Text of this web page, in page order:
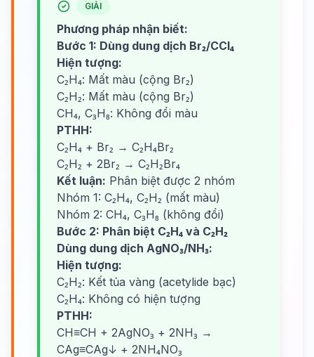
GIẢI
Phương pháp nhận biết:
Bước 1: Dùng dung dịch Br₂/CCl₄
Hiện tượng:
C₂H₄: Mất màu (cộng Br₂)
C₂H₂: Mất màu (cộng Br₂)
CH₄, C₃H₈: Không đổi màu
PTHH:
C₂H₄ + Br₂ → C₂H₄Br₂
C₂H₂ + 2Br₂ → C₂H₂Br₄
Kết luận: Phân biệt được 2 nhóm
Nhóm 1: C₂H₄, C₂H₂ (mất màu)
Nhóm 2: CH₄, C₃H₈ (không đổi)
Bước 2: Phân biệt C₂H₄ và C₂H₂
Dùng dung dịch AgNO₃/NH₃:
Hiện tượng:
C₂H₂: Kết tủa vàng (acetylide bạc)
C₂H₄: Không có hiện tượng
PTHH:
CH≡CH + 2AgNO₃ + 2NH₃ →
CAg≡CAg↓ + 2NH₄NO₃